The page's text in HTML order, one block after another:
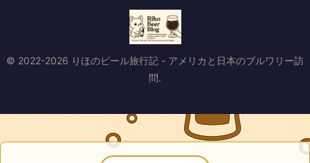
© 2022-2026 りほのビール旅行記 - アメリカと日本のブルワリー訪
問.